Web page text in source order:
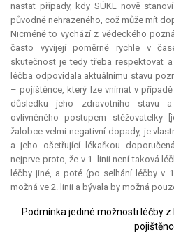
nastat případy, kdy SÚKL nově
původně nehrazeného, což může mít
Nicméně to vychází z vědeckého
často vyvíjejí poměrně rychle v
skutečnost je tedy třeba respektovat
léčba odpovídala aktuálnímu stavu
– pojištěnce, který lze vnímat v
důsledku jeho zdravotního stavu
ovlivněného postupem stěžovatelky
žalobce velmi negativní dopady, je
a jeho ošetřující lékařkou
nejprve proto, že v 1. linii není taková
léčby jiné, a poté (po selhání léčby v
možná ve 2. linii a bývala by možná
Podmínka jediné možnosti léčby